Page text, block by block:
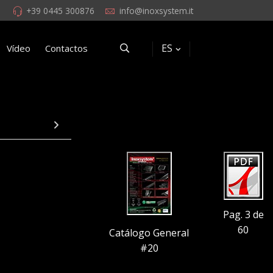
+39 0445 300876 info@inoxsystem.it
Vídeo Contactos ES
Catálogo General
#20
Pag. 3 de
60